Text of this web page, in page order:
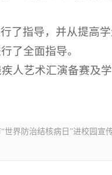
了指导，并从提高
了全面指导。
人艺术汇演备赛及
界防治结核病日”进校园宣